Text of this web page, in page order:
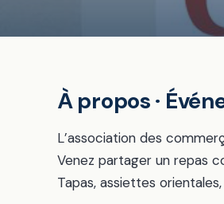
À propos ·
L’association des
Venez partager un repas
Tapas, assiettes